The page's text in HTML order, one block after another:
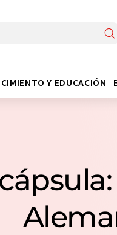
Y EDUCACIÓN